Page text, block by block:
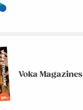
Voka Magazines